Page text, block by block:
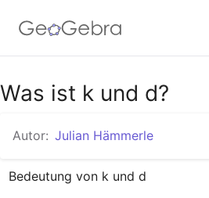
Google Classroom
GeoGebra Classroom
Was ist k und d?
Autor: Julian Hämmerle
Bedeutung von k und d